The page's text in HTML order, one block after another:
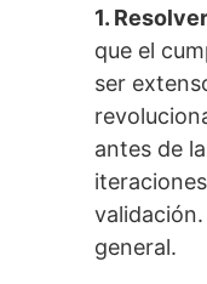
1.
que el
ser
antes de
general.